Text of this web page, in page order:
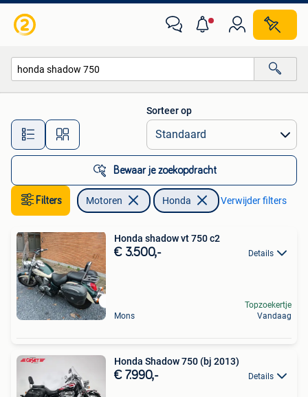
Alle afstanden…
Sorteer op
Bewaar je zoekopdracht
Filters Motoren Honda Verwijder filters
Honda shadow vt 750 c2
€ 3.500,- Details
Mons
Topzoekertje
Vandaag
Honda Shadow 750 (bj 2013)
€ 7.990,- Details